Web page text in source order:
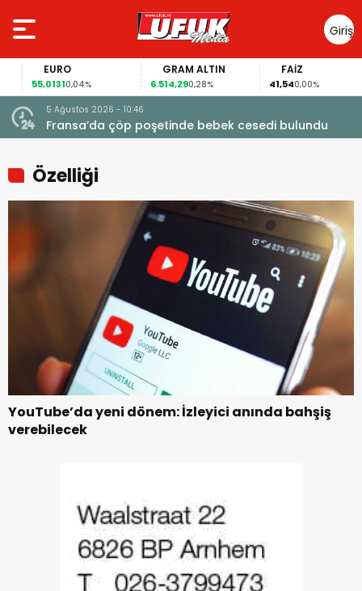
Giriş
Yap
EURO
55,01310,04%
GRAM ALTIN
6.514,290,28%
FAİZ
41,540,00%
5 Ağustos 2026 - 10:46
Fransa’da çöp poşetinde bebek cesedi bulundu
Özelliği
YouTube’da yeni dönem: İzleyici anında bahşiş
verebilecek